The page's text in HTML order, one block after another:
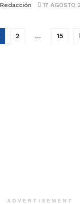
Redacción 17 AGOSTO
2 … 15
ADVERTISEMENT